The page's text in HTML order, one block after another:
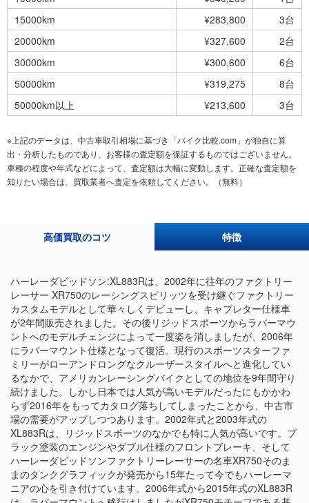
15000km
¥283,800
3台
20000km
¥327,600
2台
30000km
¥300,600
6台
50000km
¥319,275
8台
50000km以上
¥213,600 3台
※上記のデータは、中古車取引相場に基づき「バイク比較.com」が独自に算
出・分析したものであり、お客様の査定額を保証するものではございません。
車種の程度や年式などによって、査定額は大幅に変動します。正確な査定額を
知りたい場合は、買取業者へ査定を依頼してください。（無料）
高価買取のコツ 特徴
ハーレーダビッドソン:XL883Rは、2002年に往年のファクトリー
レーサー XR750のレーシングスピリッツを受け継ぐファクトリー
カスタムモデルとして華々しくデビューし、キャブレター仕様車
が2年間販売されました。その後リジッドスポーツからラバーマウ
ントへのモデルチェンジによって一度姿を消しましたが、2006年
にラバーマウント仕様となって復活。現行のスポーツスターファ
ミリーがローアンドロングなクルーザースタイルへと進化してい
るなかで、アメリカンレーシングバイクとしての地位を9年間守り
続けました。しかし日本では人気が高いモデルだったにもかかわ
らず2016年をもってカタログ落ちしてしまったことから、中古市
場の需要がアップしつつあります。2002年式と2003年式の
XL883Rは、リジッドスポーツのなかでも特に人気が高いです。ブ
ラック塗装のエンジンやダブル仕様のフロントブレーキ、そして
ハーレーダビッドソンファクトリーレーサーの名車XR750そのま
まのタンクグラフィックが発売から15年たって今でもハーレーマ
ニアの心を引き付けています。2006年式から2015年式のXL883R